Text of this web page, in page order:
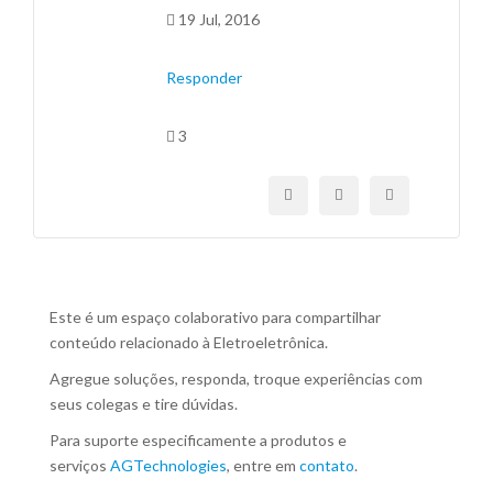
19 Jul, 2016
Responder
3
Este é um espaço colaborativo para compartilhar
conteúdo relacionado à Eletroeletrônica.
Agregue soluções, responda, troque experiências com
seus colegas e tire dúvidas.
Para suporte especificamente a produtos e
serviços AGTechnologies, entre em contato.